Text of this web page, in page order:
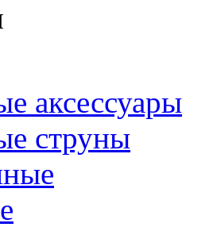
аксессуары
струны